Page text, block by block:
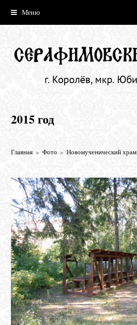
Меню
2015 год
Главная » Фото » Новомученический храм